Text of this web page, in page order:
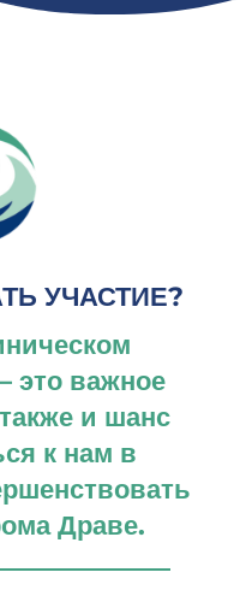
УЧАСТИЕ?
это важное
и шанс
к нам в
Драве.